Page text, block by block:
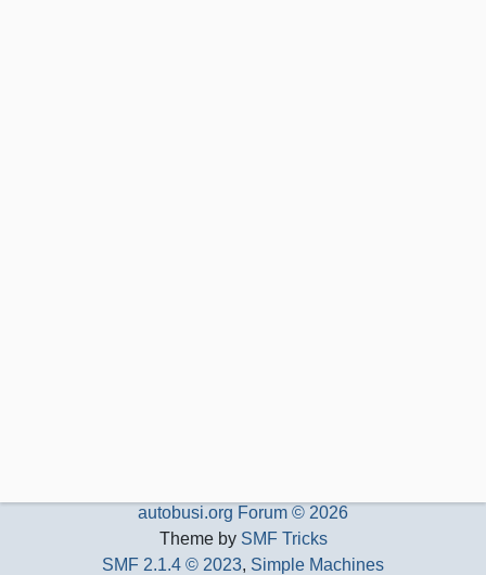
autobusi.org Forum © 2026
Theme by SMF Tricks
SMF 2.1.4 © 2023, Simple Machines